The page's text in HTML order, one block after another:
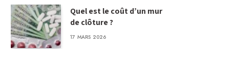
Quel est le coût d’un mur
de clôture ?
17 MARS 2026